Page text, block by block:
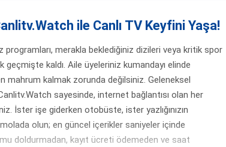
ile Canlı TV Keyfini Yaşa!
merakla beklediğiniz dizileri veya kritik spor
geçmişte kaldı. Aile üyeleriniz kumandayı elinde
mahrum kalmak zorunda değilsiniz. Geleneksel
Canlitv.Watch sayesinde, internet bağlantısı olan her
İster işe giderken otobüste, ister yazlığınızın
olun; en güncel içerikler saniyeler içinde
doldurmadan, kayıt ücreti ödemeden ve saat